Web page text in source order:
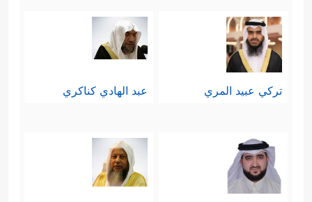
تركي عبيد المري عبد الهادي كناكري